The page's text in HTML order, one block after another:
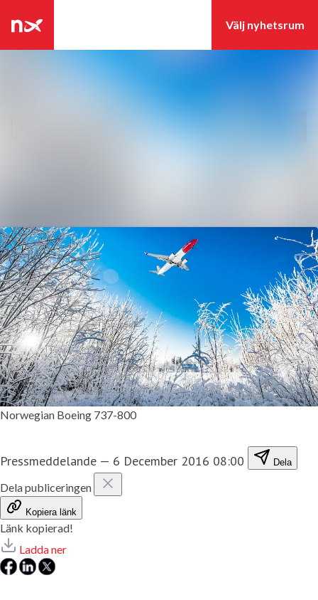
Nyhetsarkiv
Norwegian Boeing 737-800
Pressmeddelande — 6 December 2016 08:00 Dela
Dela publiceringen
Kopiera länk
Länk kopierad!
Ladda ner